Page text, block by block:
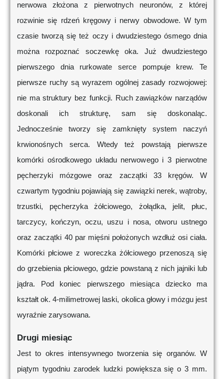
nerwowa złożona z pierwotnych neuronów, z której
rozwinie się rdzeń kręgowy i nerwy obwodowe. W tym
czasie tworzą się też oczy i dwudziestego ósmego dnia
można rozpoznać soczewkę oka. Już dwudziestego
pierwszego dnia rurkowate serce pompuje krew. Te
pierwsze ruchy są wyrazem ogólnej zasady rozwojowej:
nie ma struktury bez funkcji. Ruch zawiązków narządów
doskonali ich strukturę, sam się doskonaląc.
Jednocześnie tworzy się zamknięty system naczyń
krwionośnych serca. Wtedy też powstają pierwsze
komórki ośrodkowego układu nerwowego i 3 pierwotne
pęcherzyki mózgowe oraz zaczątki 33 kręgów. W
czwartym tygodniu pojawiają się zawiązki nerek, wątroby,
trzustki, pęcherzyka żółciowego, żołądka, jelit, płuc,
tarczycy, kończyn, oczu, uszu i nosa, otworu ustnego
oraz zaczątki 40 par mięśni położonych wzdłuż osi ciała.
Komórki płciowe z woreczka żółciowego przenoszą się
do grzebienia płciowego, gdzie powstaną z nich jajniki lub
jądra. Pod koniec pierwszego miesiąca dziecko ma
kształt ok. 4-milimetrowej laski, okolica głowy i mózgu jest
wyraźnie zarysowana.
Drugi miesiąc
Jest to okres intensywnego tworzenia się organów. W
piątym tygodniu zarodek ludzki powiększa się o 3 mm.